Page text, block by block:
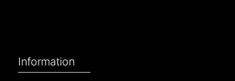
Information